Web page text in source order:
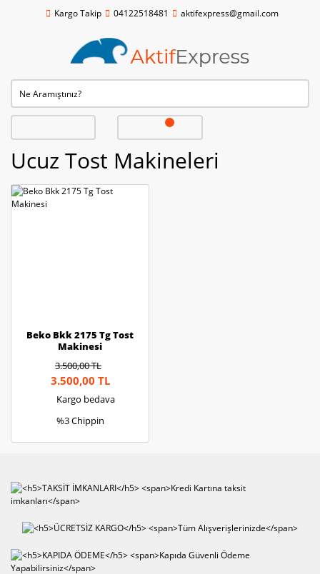
Kargo Takip 04122518481 aktifexpress@gmail.com
Ucuz Tost Makineleri
Beko Bkk 2175 Tg Tost
Makinesi
3.500,00 TL
3.500,00 TL
Kargo bedava
%3 Chippin